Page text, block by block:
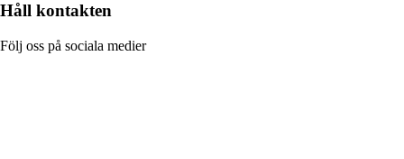
Håll kontakten
Följ oss på sociala medier